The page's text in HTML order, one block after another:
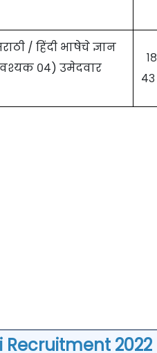
/ हिंदी भाषेचे ज्ञान
०४) उमेदवार
४३
Recruitment 2022